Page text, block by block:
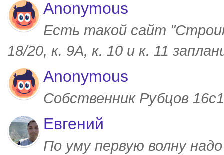
Anonymous
Есть такой сайт
18/20, к. 9А, к. 10 и к. 11
Anonymous
Собственник Рубцов
Евгений
По уму первую волну